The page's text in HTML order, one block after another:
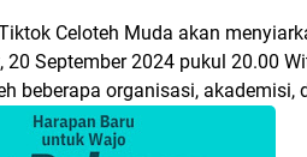
Celoteh Muda akan
September 2024 pukul 20.00
beberapa organisasi, akademisi,